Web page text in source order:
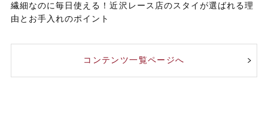
繊細なのに毎日使える！近沢レース店のスタイが選ばれる理
由とお手入れのポイント
コンテンツ一覧ページへ